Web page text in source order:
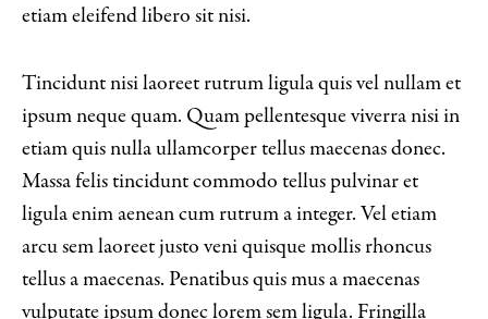
etiam eleifend libero sit nisi.
Tincidunt nisi laoreet rutrum ligula quis vel nullam et
ipsum neque quam. Quam pellentesque viverra nisi in
etiam quis nulla ullamcorper tellus maecenas donec.
Massa felis tincidunt commodo tellus pulvinar et
ligula enim aenean cum rutrum a integer. Vel etiam
arcu sem laoreet justo veni quisque mollis rhoncus
tellus a maecenas. Penatibus quis mus a maecenas
vulputate ipsum donec lorem sem ligula. Fringilla